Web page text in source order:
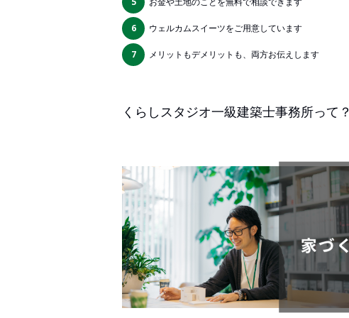
6 ウェルカムスイーツをご用意しています
7 メリットもデメリットも、両方お伝えします
くらしスタジオ一級建築士事務所って？